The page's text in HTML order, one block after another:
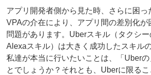
アプリ開発者側から見た時、さらに困っ
VPAの介在により、アプリ間の差別化が
問題があります。Uberスキル（タクシ
Alexaスキル）は大きく成功したスキル
私達が本当に行いたいことは、「Uberの
とでしょうか？それとも、Uberに限る